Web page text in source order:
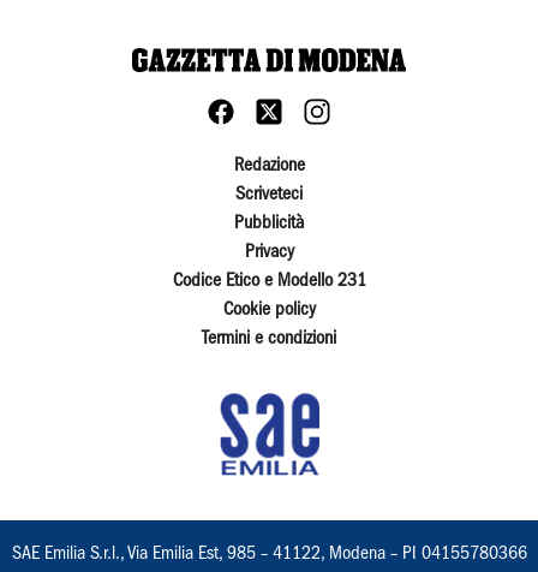
Redazione
Scriveteci
Pubblicità
Privacy
Codice Etico e Modello 231
Cookie policy
Termini e condizioni
SAE Emilia S.r.l., Via Emilia Est, 985 – 41122, Modena – PI 04155780366